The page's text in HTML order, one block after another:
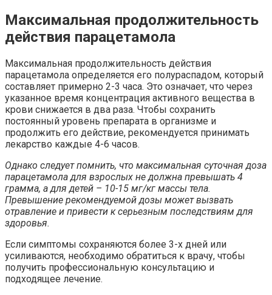
Максимальная продолжительность
действия парацетамола
Максимальная продолжительность действия
парацетамола определяется его полураспадом, который
составляет примерно 2-3 часа. Это означает, что через
указанное время концентрация активного вещества в
крови снижается в два раза. Чтобы сохранить
постоянный уровень препарата в организме и
продолжить его действие, рекомендуется принимать
лекарство каждые 4-6 часов.
Однако следует помнить, что максимальная суточная доза
парацетамола для взрослых не должна превышать 4
грамма, а для детей – 10-15 мг/кг массы тела.
Превышение рекомендуемой дозы может вызвать
отравление и привести к серьезным последствиям для
здоровья.
Если симптомы сохраняются более 3-х дней или
усиливаются, необходимо обратиться к врачу, чтобы
получить профессиональную консультацию и
подходящее лечение.